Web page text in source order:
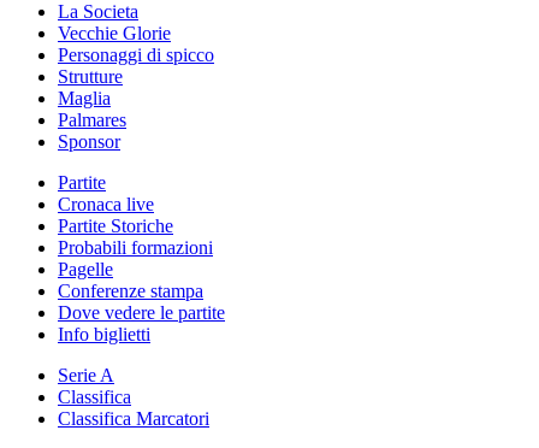
La Societa
Vecchie Glorie
Personaggi di spicco
Strutture
Maglia
Palmares
Sponsor
Partite
Cronaca live
Partite Storiche
Probabili formazioni
Pagelle
Conferenze stampa
Dove vedere le partite
Info biglietti
Serie A
Classifica
Classifica Marcatori